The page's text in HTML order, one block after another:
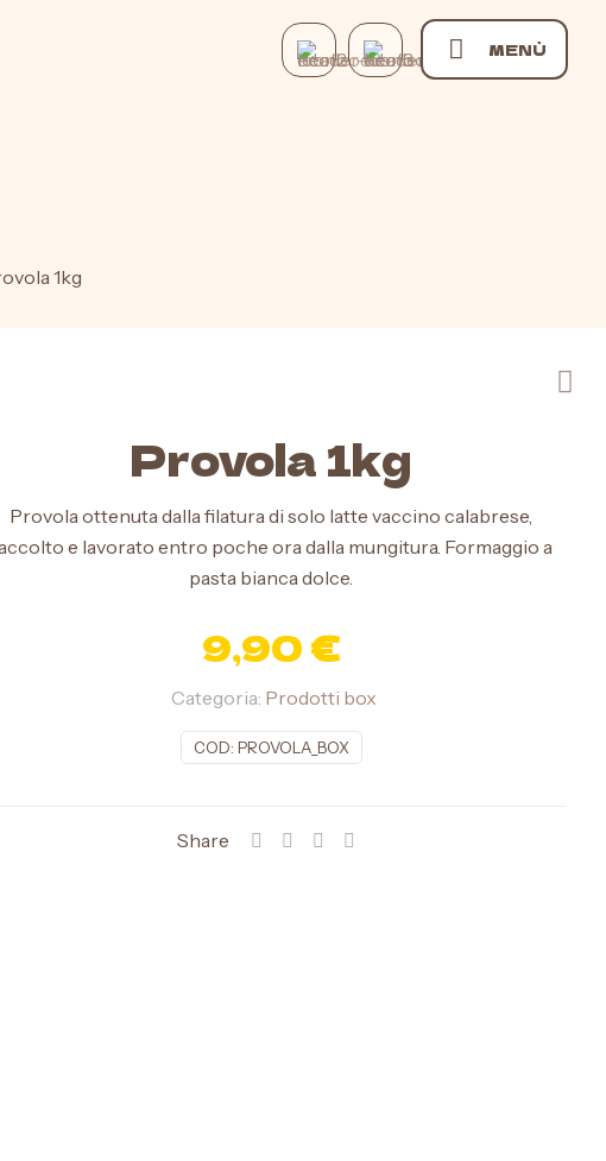
MENÙ
1kg
Provola 1kg
Provola ottenuta dalla filatura di solo latte vaccino calabrese,
e lavorato entro poche ora dalla mungitura. Formaggio a
pasta bianca dolce.
9,90€
COD: PROVOLA_BOX
Categoria: Prodotti box
Share